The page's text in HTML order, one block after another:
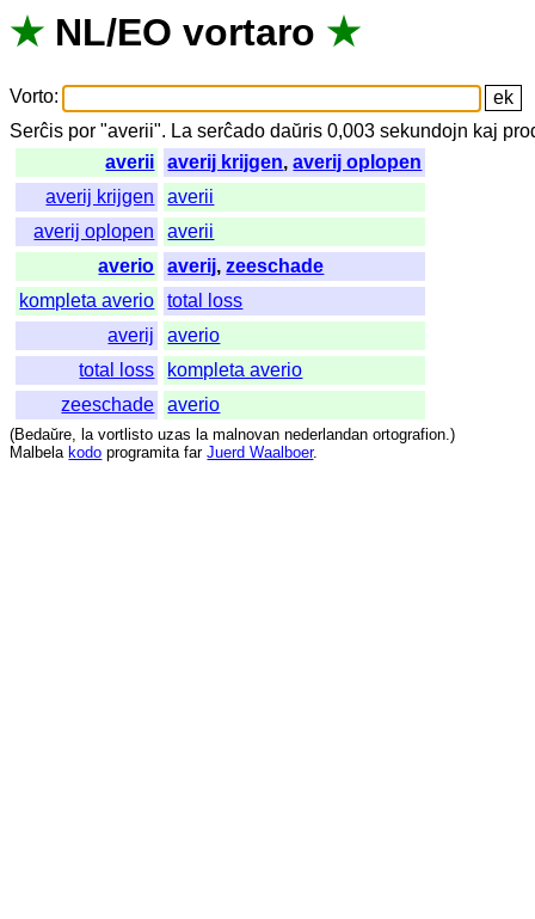
★ NL/EO vortaro ★
Vorto:
Serĉis por "averii". La serĉado daŭris 0,003sekundojn kaj
averii
averij krijgen,averij oplopen
averij krijgen
averii
averij oplopen
averii
averio
averij,zeeschade
kompleta averio
total loss
averij
averio
total loss
kompleta averio
zeeschade
averio
(Bedaŭre, la vortlisto uzas la malnovan nederlandan ortografion.)
Malbela kodo programita far Juerd Waalboer.